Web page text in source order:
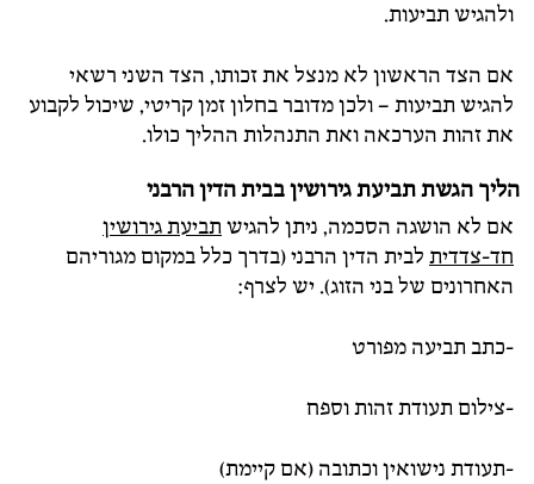
ולהגיש תביעות.
אם הצד הראשון לא מנצל את זכותו, הצד השני רשאי
להגיש תביעות – ולכן מדובר בחלון זמן קריטי, שיכול לקבוע
את זהות הערכאה ואת התנהלות ההליך כולו.
הליך הגשת תביעת גירושין בבית הדין הרבני
אם לא הושגה הסכמה, ניתן להגישתביעת גירושין
חד-צדדית לבית הדין הרבני (בדרך כלל במקום מגוריהם
האחרונים של בני הזוג). יש לצרף:
-כתב תביעה מפורט
-צילום תעודת זהות וספח
-תעודת נישואין וכתובה (אם קיימת)